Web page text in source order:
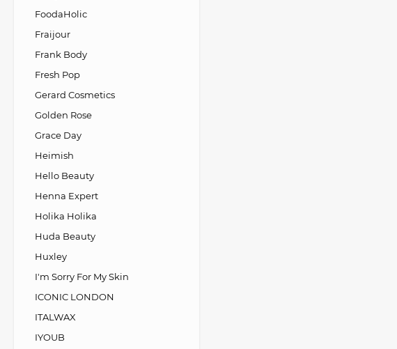
FoodaHolic
Fraijour
Frank Body
Fresh Pop
Gerard Cosmetics
Golden Rose
Grace Day
Heimish
Hello Beauty
Henna Expert
Holika Holika
Huda Beauty
Huxley
I'm Sorry For My Skin
ICONIC LONDON
ITALWAX
IYOUB